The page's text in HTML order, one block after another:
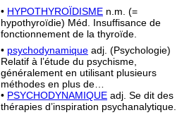
• HYPOTHYROÏDISME n.m. (=
hypothyroïdie) Méd. Insuffisance de
fonctionnement de la thyroïde.
• psychodynamique adj. (Psychologie)
Relatif à l’étude du psychisme,
généralement en utilisant plusieurs
méthodes en plus de…
• PSYCHODYNAMIQUE adj. Se dit des
thérapies d’inspiration psychanalytique.